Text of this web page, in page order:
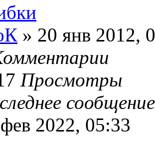
» 20 янв 2012,
Просмотры
2022, 05:33